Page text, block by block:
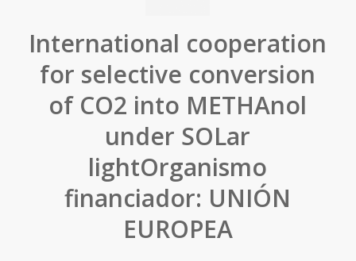
International cooperation
for selective conversion
of CO2 into METHAnol
under SOLar
lightOrganismo
financiador: UNIÓN
EUROPEA